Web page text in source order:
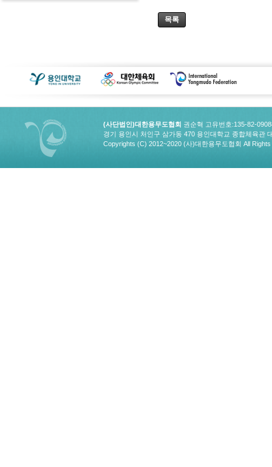
목록
(사단법인)대한용무도협회 권순혁 고유번호:135-82-
경기 용인시 처인구 삼가동 470 용인대학교 종합체육관
Copyrights (C) 2012~2020 (사)대한용무도협회 All